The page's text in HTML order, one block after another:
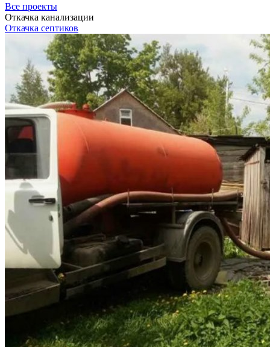
Все проекты
Откачка канализации
Откачка септиков